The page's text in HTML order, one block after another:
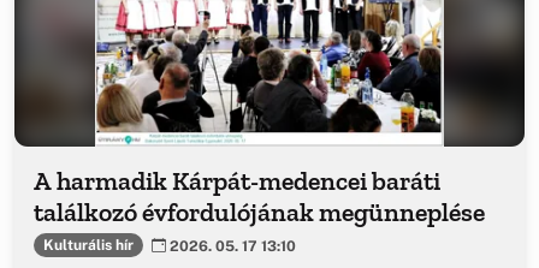
A harmadik Kárpát-medencei baráti
találkozó évfordulójának megünneplése
Kulturális hír 2026. 05. 17 13:10